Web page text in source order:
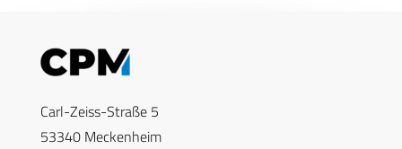
Carl-Zeiss-Straße 5
53340 Meckenheim